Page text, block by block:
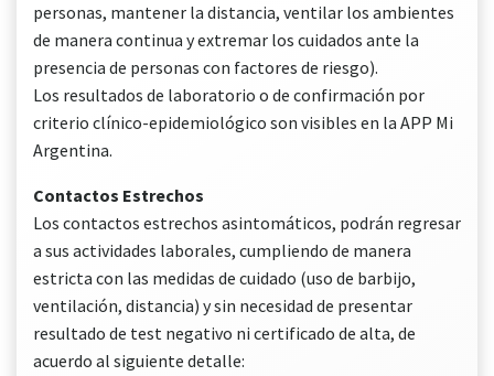
personas, mantener la distancia, ventilar los ambientes
de manera continua y extremar los cuidados ante la
presencia de personas con factores de riesgo).
Los resultados de laboratorio o de confirmación por
criterio clínico-epidemiológico son visibles en la APP Mi
Argentina.
Contactos Estrechos
Los contactos estrechos asintomáticos, podrán regresar
a sus actividades laborales, cumpliendo de manera
estricta con las medidas de cuidado (uso de barbijo,
ventilación, distancia) y sin necesidad de presentar
resultado de test negativo ni certificado de alta, de
acuerdo al siguiente detalle: